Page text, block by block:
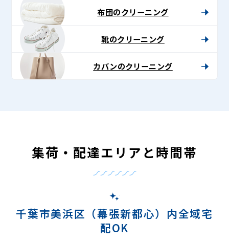
布団のクリーニング
靴のクリーニング
カバンのクリーニング
集荷・配達エリアと時間帯
千葉市美浜区（幕張新都心）内全域宅
配OK